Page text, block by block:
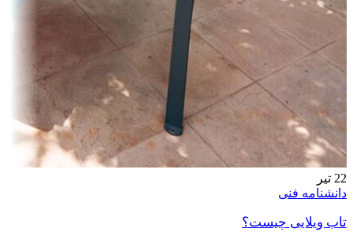
22 تیر
دانشنامه فنی
تاب ویلایی چیست؟